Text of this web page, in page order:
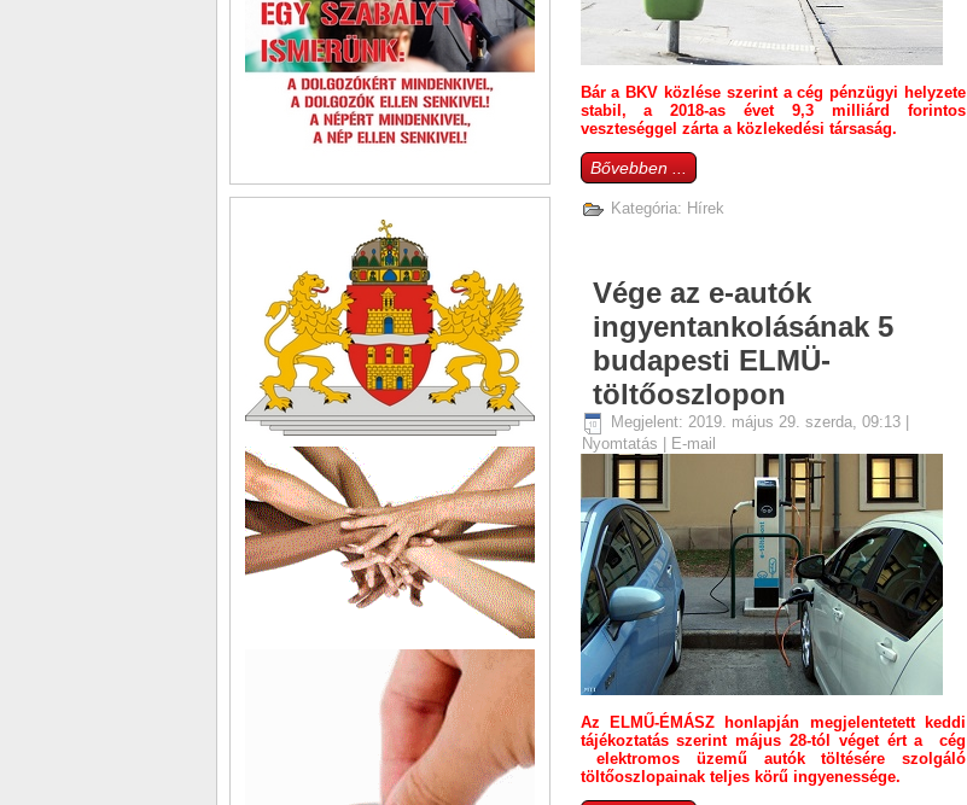
Bár a BKV közlése szerint a cég pénzügyi helyzete
stabil, a 2018-as évet 9,3 milliárd forintos
veszteséggel zárta a közlekedési társaság.
Bővebben ...
Kategória: Hírek
Vége az e-autók
ingyentankolásának 5
budapesti ELMÜ-
töltőoszlopon
Megjelent: 2019. május 29. szerda, 09:13|
Nyomtatás
E-mail
Az ELMŰ-ÉMÁSZ honlapján megjelentetett keddi
tájékoztatás szerint május 28-tól véget ért a cég
elektromos üzemű autók töltésére szolgáló
töltőoszlopainak teljes körű ingyenessége.